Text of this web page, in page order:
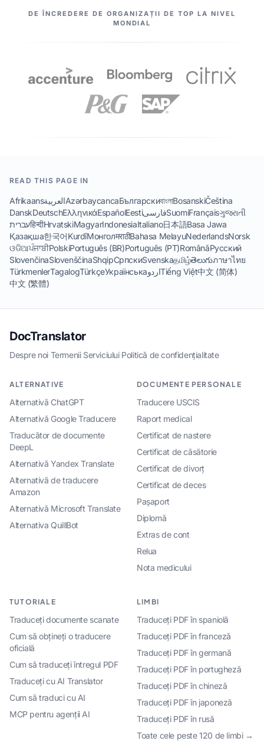
PARTENERII NOȘTRI
DE ÎNCREDERE DE ORGANIZAȚII DE TOP LA NIVEL
MONDIAL
READ THIS PAGE IN
AfrikaansالعربيةAzərbaycancaБългарскиবাংলাBosanskiČeština
DanskDeutschΕλληνικάEspañolEestiفارسیSuomiFrançaisગુજરાતી
עבריתहिन्दीHrvatskiMagyarIndonesiaItaliano日本語Basa Jawa
Қазақша한국어KurdîМонголमराठीBahasa MelayuNederlandsNorsk
ଓଡିଆਪੰਜਾਬੀPolskiPortuguês (BR)Português (PT)RomânăРусский
SlovenčinaSlovenščinaShqipСрпскиSvenskaதமிழ்తెలుగుภาษาไทย
TürkmenlerTagalogTürkçeУкраїнськаاردوTiếng Việt中文 (简体)
中文 (繁體)
DocTranslator
Despre noi·Termenii Serviciului·Politică de confidențialitate
ALTERNATIVE
Alternativă ChatGPT
Alternativă Google Traducere
Traducător de documente
DeepL
Alternativă Yandex Translate
Alternativă de traducere
Amazon
Alternativă Microsoft Translate
Alternativa QuillBot
DOCUMENTE PERSONALE
Traducere USCIS
Raport medical
Certificat de nastere
Certificat de căsătorie
Certificat de divorț
Certificat de deces
Pașaport
Diplomă
Extras de cont
Relua
Nota medicului
TUTORIALE
Traduceți documente scanate
Cum să obțineți o traducere
oficială
Cum să traduceți întregul PDF
Traduceți cu AI Translator
Cum să traduci cu AI
MCP pentru agenții AI
LIMBI
Traduceți PDF în spaniolă
Traduceți PDF în franceză
Traduceți PDF în germană
Traduceți PDF în portugheză
Traduceți PDF în chineză
Traduceți PDF în japoneză
Traduceți PDF în rusă
Toate cele peste 120 de limbi →